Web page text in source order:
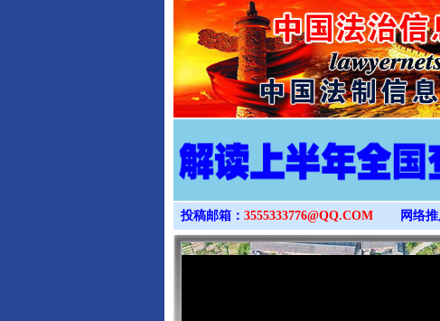
投稿邮箱： 3555333776@QQ.COM 网络